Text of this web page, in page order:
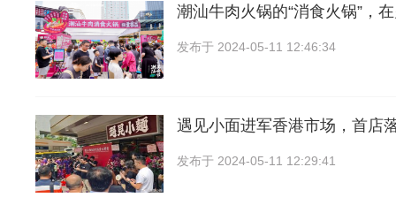
潮汕牛肉火锅的“消食火锅”，
发布于 2024-05-11 12:46:34
遇见小面进军香港市场，首店
发布于 2024-05-11 12:29:41